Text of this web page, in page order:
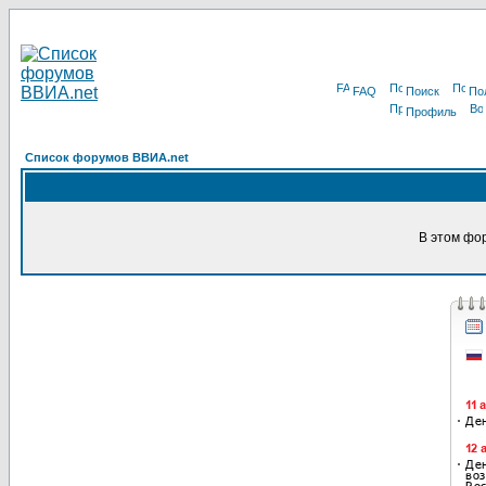
FAQ Поиск
Профиль
Список форумов ВВИА.net
В этом